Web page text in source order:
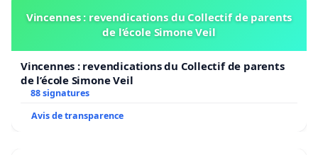
Vincennes : revendications du Collectif de parents
de l’école Simone Veil
Vincennes : revendications du Collectif de parents
de l’école Simone Veil
88 signatures
Avis de transparence